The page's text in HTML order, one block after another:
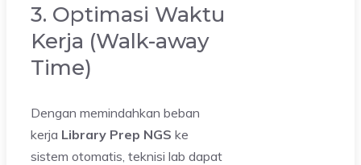
3. Optimasi Waktu
Kerja (Walk-away
Time)
Dengan memindahkan beban
kerja Library Prep NGS ke
sistem otomatis, teknisi lab dapat